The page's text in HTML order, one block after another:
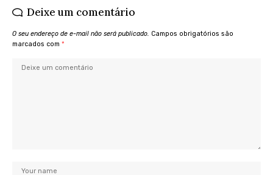
Deixe um comentário
O seu endereço de e-mail não será publicado. Campos obrigatórios são
marcados com *